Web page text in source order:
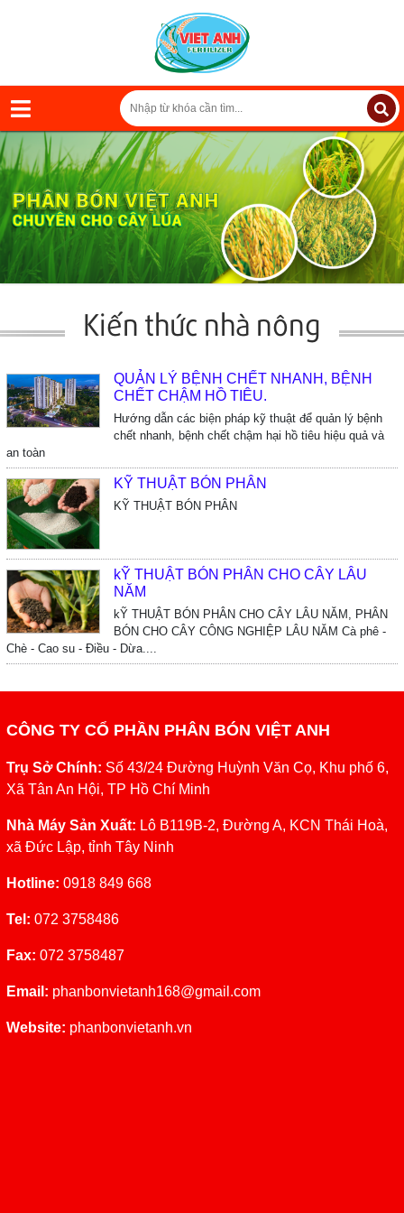
Kiến thức nhà nông
QUẢN LÝ BỆNH CHẾT NHANH, BỆNH
CHẾT CHẬM HỒ TIÊU.
Hướng dẫn các biện pháp kỹ thuật để quản lý bệnh
chết nhanh, bệnh chết chậm hại hồ tiêu hiệu quả và
an toàn
KỸ THUẬT BÓN PHÂN
KỸ THUẬT BÓN PHÂN
kỸ THUẬT BÓN PHÂN CHO CÂY LÂU
NĂM
kỸ THUẬT BÓN PHÂN CHO CÂY LÂU NĂM, PHÂN
BÓN CHO CÂY CÔNG NGHIỆP LÂU NĂM Cà phê -
Chè - Cao su - Điều - Dừa....
CÔNG TY CỔ PHẦN PHÂN BÓN VIỆT ANH
Trụ Sở Chính: Số 43/24 Đường Huỳnh Văn Cọ, Khu phố 6,
Xã Tân An Hội, TP Hồ Chí Minh
Nhà Máy Sản Xuất: Lô B119B-2, Đường A, KCN Thái Hoà,
xã Đức Lập, tỉnh Tây Ninh
Hotline: 0918 849 668
Tel: 072 3758486
Fax: 072 3758487
Email: phanbonvietanh168@gmail.com
Website: phanbonvietanh.vn